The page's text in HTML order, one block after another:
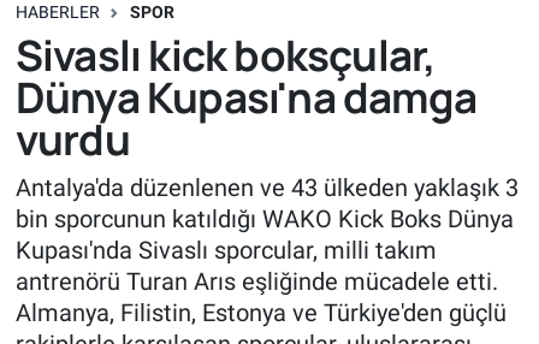
HABERLER SPOR
Sivaslı kick boksçular,
Dünya Kupası'na damga
vurdu
Antalya'da düzenlenen ve 43 ülkeden yaklaşık 3
bin sporcunun katıldığı WAKO Kick Boks Dünya
Kupası'nda Sivaslı sporcular, milli takım
antrenörü Turan Arıs eşliğinde mücadele etti.
Almanya, Filistin, Estonya ve Türkiye'den güçlü
Süper Lig Puan Durumu ve Fikstür
Tüm Manşetler
Son Dakika Haberleri
Haber Arşivi